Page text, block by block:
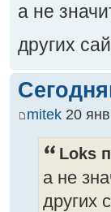
а не
других
mitek 20
Loks
а не
других